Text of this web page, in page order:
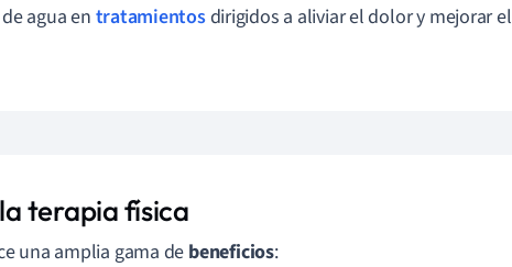
agua entratamientosdirigidos a aliviar el dolor y mejorar el
terapia física
una amplia gama debeneficios: